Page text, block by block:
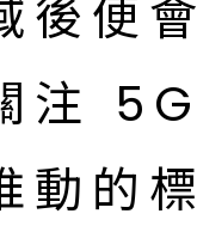
後便
注
動的